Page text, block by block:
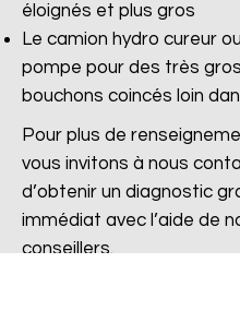
éloignés et plus gros
Le camion hydro cureur
pompe pour des très gros
bouchons coincés loin
Pour plus de
vous invitons à nous
d’obtenir un diagnostic
immédiat avec l’aide de
conseillers.